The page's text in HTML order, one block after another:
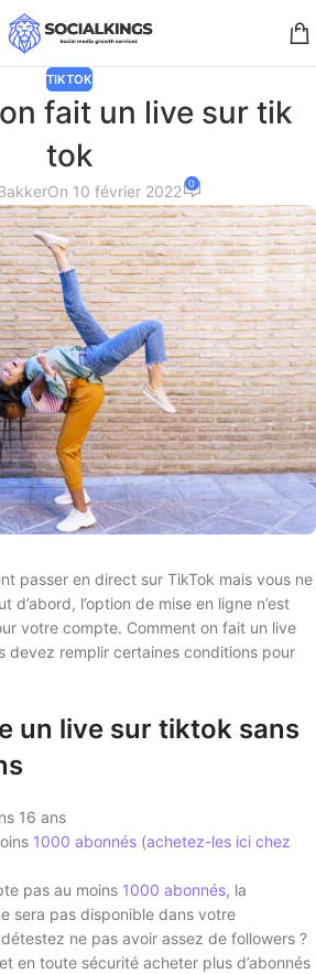
TIKTOK
fait un live sur tik
tok
On 10 février 2022 0
passer en direct sur TikTok mais vous ne
d’abord, l’option de mise en ligne n’est
votre compte. Comment on fait un live
devez remplir certaines conditions pour
un live sur tiktok sans
16 ans
1000 abonnés (achetez-les ici chez
pas au moins 1000 abonnés, la
sera pas disponible dans votre
détestez ne pas avoir assez de followers ?
en toute sécurité acheter plus d’abonnés